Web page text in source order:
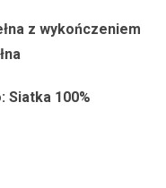
z wykończeniem
Siatka 100%